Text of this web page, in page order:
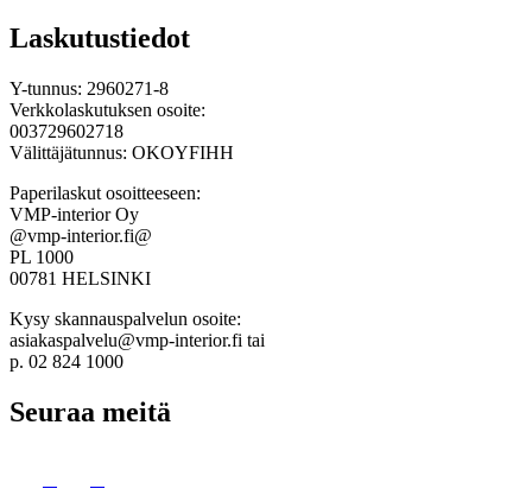
Laskutustiedot
Y-tunnus: 2960271-8
Verkkolaskutuksen osoite:
003729602718
Välittäjätunnus: OKOYFIHH
Paperilaskut osoitteeseen:
VMP-interior Oy
@vmp-interior.fi@
PL 1000
00781 HELSINKI
Kysy skannauspalvelun osoite:
asiakaspalvelu@vmp-interior.fi tai
p. 02 824 1000
Seuraa meitä